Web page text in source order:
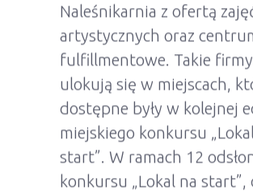
Naleśnikarnia z ofertą
artystycznych oraz
fulfillmentowe. Takie firmy
ulokują się w miejscach,
dostępne były w kolejnej
miejskiego konkursu
start”. W ramach 12
konkursu „Lokal na start”,